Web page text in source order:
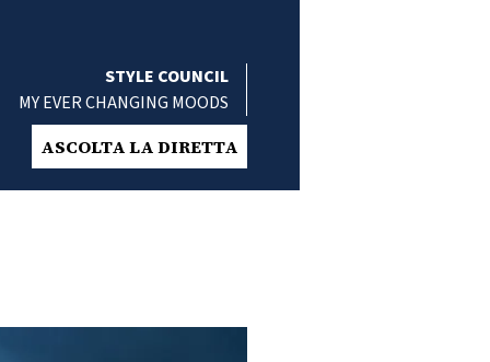
STYLE COUNCIL
MY EVER CHANGING MOODS
ASCOLTA LA DIRETTA